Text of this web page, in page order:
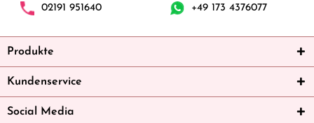
02191 951640
+49 173 4376077
Produkte
Kundenservice
Social Media